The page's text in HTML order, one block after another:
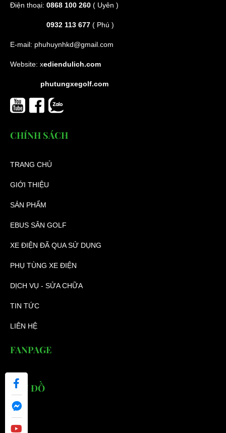
Điện thoại: 0868 100 260 ( Uyên )
0932 113 677 ( Phú )
E-mail: phuhuynhkd@gmail.com
Website: xediendulich.com
phutungxegolf.com
CHÍNH SÁCH
TRANG CHỦ
GIỚI THIỆU
SẢN PHẨM
EBUS SÂN GOLF
XE ĐIỆN ĐÃ QUA SỬ DỤNG
PHỤ TÙNG XE ĐIỆN
DỊCH VỤ - SỬA CHỮA
TIN TỨC
LIÊN HỆ
FANPAGE
BẢN ĐỒ